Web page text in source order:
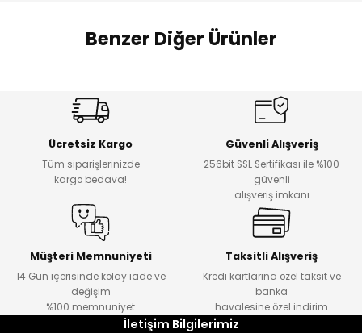
Benzer Diğer Ürünler
Dantelya Kız Çocuk Tişört
Puba Unisex Kot 3’lü Takım
Urban Kız Çocuk Süveterli Tunik Gömlek Navi Kız Çocuk Kot Pantolon
₺ 650
Ücretsiz Kargo
Tüm siparişlerinizde
kargo bedava!
Güvenli Alışveriş
256bit SSL Sertifikası ile %100
güvenli
alışveriş imkanı
Müşteri Memnuniyeti
14 Gün içerisinde kolay iade ve
değişim
%100 memnuniyet
Taksitli Alışveriş
Kredi kartlarına özel taksit ve
banka
havalesine özel indirim
İletişim Bilgilerimiz